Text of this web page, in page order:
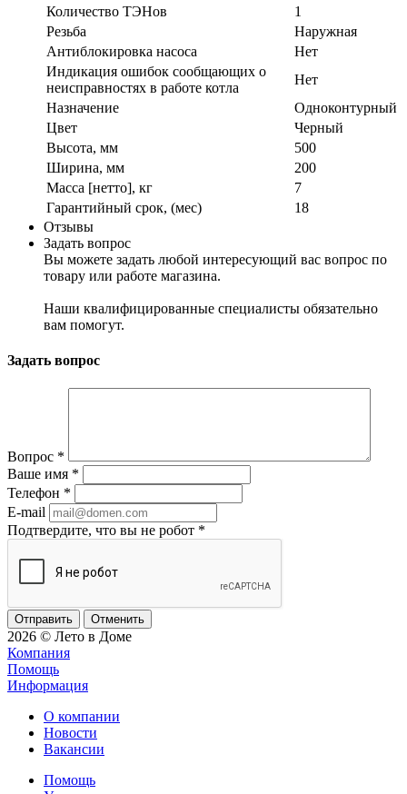
Количество ТЭНов
1
Резьба
Наружная
Антиблокировка насоса
Нет
Индикация ошибок сообщающих о
неисправностях в работе котла
Нет
Назначение
Одноконтурный
Цвет
Черный
Высота, мм
500
Ширина, мм
200
Масса [нетто], кг
7
Гарантийный срок, (мес)
18
Отзывы
Задать вопрос
Вы можете задать любой интересующий вас вопрос по
товару или работе магазина.
Наши квалифицированные специалисты обязательно
вам помогут.
Задать вопрос
Вопрос *
Ваше имя *
Телефон *
E-mail
Подтвердите, что вы не робот *
Отменить
2026 © Лето в Доме
Компания
Помощь
Информация
О компании
Новости
Вакансии
Помощь